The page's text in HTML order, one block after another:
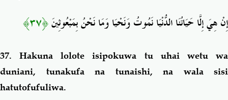
إِنْ هِيَ إِلَّا حَيَاتُنَا الدُّنْيَا نَمُوتُ وَنَحْيَا وَمَا نَحْنُ بِمَبْعُوثِينَ﴿٣٧﴾
37.Hakuna lolote isipokuwa tu uhai wetu wa
duniani, tunakufa na tunaishi, na wala sisi
hatutofufuliwa.